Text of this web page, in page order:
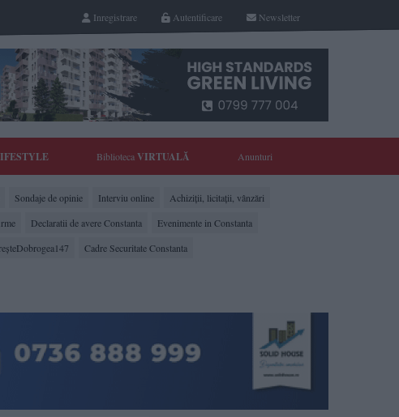
Newsletter
Autentificare
Inregistrare
BibliotecaVIRTUALĂ Anunturi
Sondaje de opinie Interviu online
Achiziții, licitații, vânzări
Declaratii de avere Constanta
Evenimente in Constanta
Cadre Securitate Constanta